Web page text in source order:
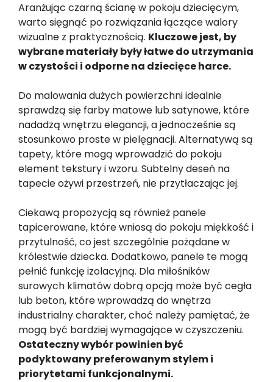
Aranżując czarną ścianę w pokoju dziecięcym,
warto sięgnąć po rozwiązania łączące walory
wizualne z praktycznością. Kluczowe jest, by
wybrane materiały były łatwe do utrzymania
w czystości i odporne na dziecięce harce.
Do malowania dużych powierzchni idealnie
sprawdzą się farby matowe lub satynowe, które
nadadzą wnętrzu elegancji, a jednocześnie są
stosunkowo proste w pielęgnacji. Alternatywą są
tapety, które mogą wprowadzić do pokoju
element tekstury i wzoru. Subtelny deseń na
tapecie ożywi przestrzeń, nie przytłaczając jej.
Ciekawą propozycją są również panele
tapicerowane, które wniosą do pokoju miękkość i
przytulność, co jest szczególnie pożądane w
królestwie dziecka. Dodatkowo, panele te mogą
pełnić funkcję izolacyjną. Dla miłośników
surowych klimatów dobrą opcją może być cegła
lub beton, które wprowadzą do wnętrza
industrialny charakter, choć należy pamiętać, że
mogą być bardziej wymagające w czyszczeniu.
Ostateczny wybór powinien być
podyktowany preferowanym stylem i
priorytetami funkcjonalnymi.